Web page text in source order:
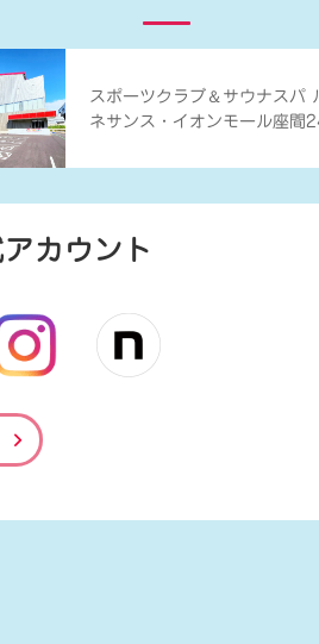
スポーツクラブ ＆ サウナスパ
ネサンス・イオンモール座間
カウント